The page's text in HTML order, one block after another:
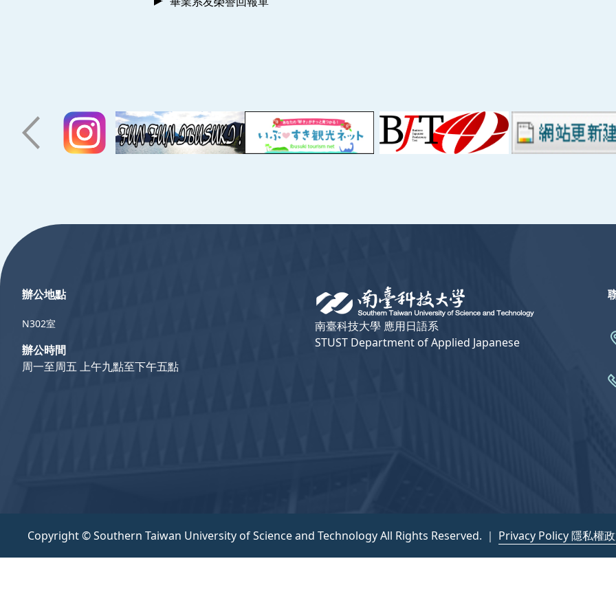
南臺科技大學 應用日語系
STUST Department of Applied Japanese
辦公地點
N302室
辦公時間
周一至周五 上午九點至下午五點
Copyright © Southern Taiwan University of Science and Technology All Rights Reserved. ｜ Privacy Policy 隱私權